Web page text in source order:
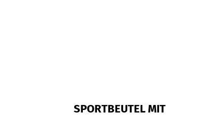
SPORTBEUTEL MIT